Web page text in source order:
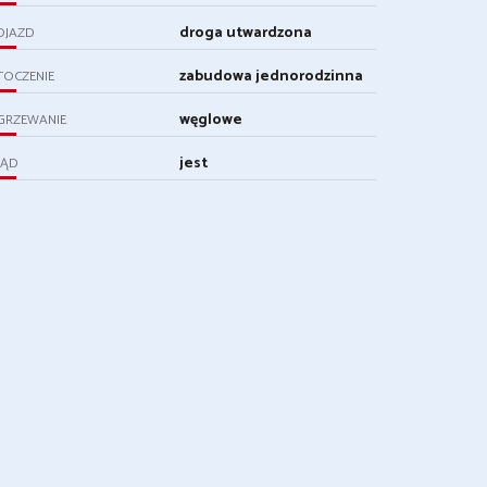
droga utwardzona
zabudowa jednorodzinna
węglowe
jest